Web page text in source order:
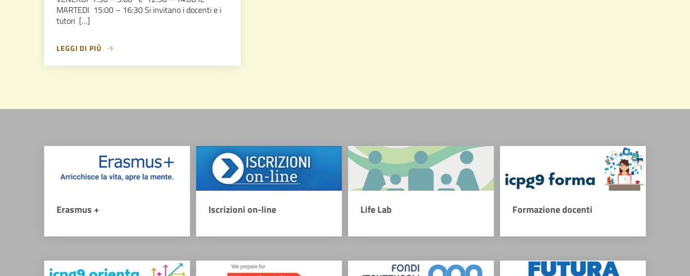
MARTEDI 15:00 – 16:30 Si invitano i docenti e i
tutori […]
LEGGI DI PIÙ
Erasmus + Iscrizioni on-line Life Lab Formazione docenti